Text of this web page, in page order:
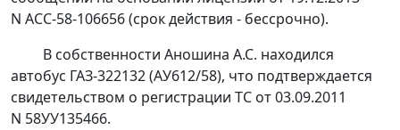
N АСС-58-106656 (срок действия - бессрочно).
В собственности Аношина А.С. находился
автобус ГАЗ-322132 (АУ612/58), что подтверждается
свидетельством о регистрации ТС от 03.09.2011
N 58УУ135466.